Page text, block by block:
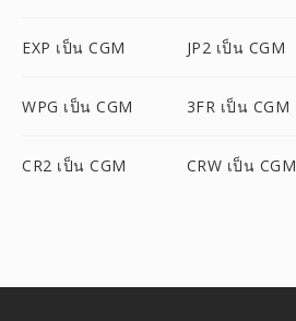
EXP เป็น CGM JP2 เป็น CGM
WPG เป็น CGM 3FR เป็น CGM
CR2 เป็น CGM CRW เป็น CGM